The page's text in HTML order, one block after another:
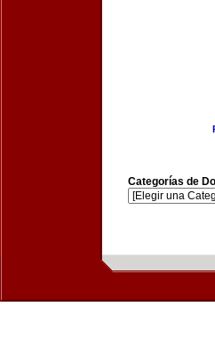
Categorías de